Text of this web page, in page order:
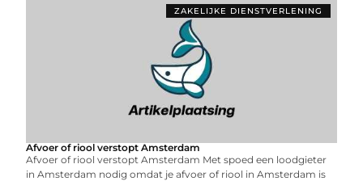
ZAKELIJKE DIENSTVERLENING
Afvoer of riool verstopt Amsterdam
Afvoer of riool verstopt Amsterdam Met spoed een loodgieter
in Amsterdam nodig omdat je afvoer of riool in Amsterdam is